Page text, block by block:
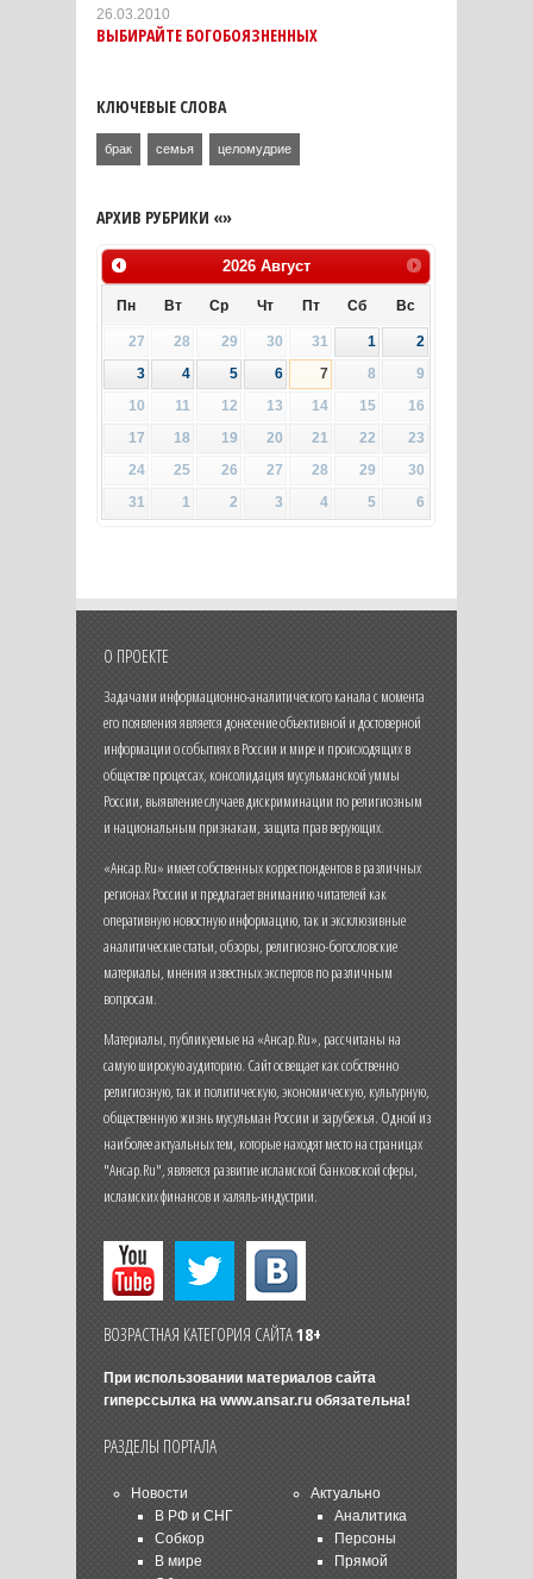
26.03.2010
ВЫБИРАЙТЕ БОГОБОЯЗНЕННЫХ
КЛЮЧЕВЫЕ СЛОВА
брак семья целомудрие
АРХИВ РУБРИКИ «»
2026 Август
Пн Вт Ср Чт Пт Сб Вс
27 28 29 30 31 1
2
3
4 5 6 7 8
9
10
11 12 13 14 15
16
17
18 19 20 21 22
23
24
25 26 27 28 29
30
31
1 2 3 4 5 6
О ПРОЕКТЕ
Задачами информационно-аналитического канала с момента
его появления является донесение объективной и достоверной
информации о событиях в России и мире и происходящих в
обществе процессах, консолидация мусульманской уммы
России, выявление случаев дискриминации по религиозным
и национальным признакам, защита прав верующих.
«Ансар.Ru» имеет собственных корреспондентов в различных
регионах России и предлагает вниманию читателей как
оперативную новостную информацию, так и эксклюзивные
аналитические статьи, обзоры, религиозно-богословские
материалы, мнения известных экспертов по различным
вопросам.
Материалы, публикуемые на «Ансар.Ru», рассчитаны на
самую широкую аудиторию. Сайт освещает как собственно
религиозную, так и политическую, экономическую, культурную,
общественную жизнь мусульман России и зарубежья. Одной из
наиболее актуальных тем, которые находят место на страницах
"Ансар.Ru", является развитие исламской банковской сферы,
исламских финансов и халяль-индустрии.
ВОЗРАСТНАЯ КАТЕГОРИЯ САЙТА18+
При использовании материалов сайта
гиперссылка на www.ansar.ruобязательна!
РАЗДЕЛЫ ПОРТАЛА
Новости
В РФ и СНГ
Собкор
В мире
Актуально
Аналитика
Персоны
Прямой